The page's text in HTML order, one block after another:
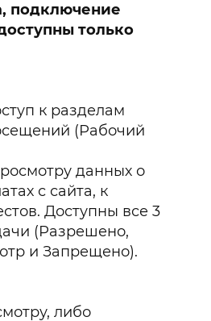
подключение
только
к разделам
(Рабочий
данных о
с сайта, к
Доступны все 3
(Разрешено,
и Запрещено).
либо